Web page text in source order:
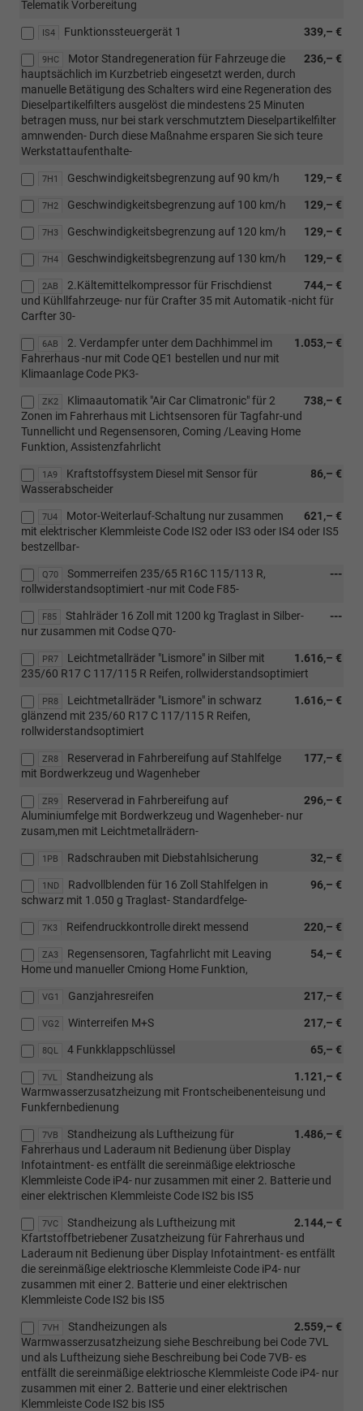
Telematik Vorbereitung
IS4 339,– €
Funktionssteuergerät 1
9HC 236,– €
Motor Standregeneration für Fahrzeuge die
hauptsächlich im Kurzbetrieb eingesetzt werden, durch
manuelle Betätigung des Schalters wird eine Regeneration des
Dieselpartikelfilters ausgelöst die mindestens 25 Minuten
betragen muss, nur bei stark verschmutztem Dieselpartikelfilter
amnwenden- Durch diese Maßnahme ersparen Sie sich teure
Werkstattaufenthalte-
7H1 129,– €
Geschwindigkeitsbegrenzung auf 90 km/h
7H2 129,– €
Geschwindigkeitsbegrenzung auf 100 km/h
7H3 129,– €
Geschwindigkeitsbegrenzung auf 120 km/h
7H4 129,– €
Geschwindigkeitsbegrenzung auf 130 km/h
2AB 744,– €
2.Kältemittelkompressor für Frischdienst
und Kühllfahrzeuge- nur für Crafter 35 mit Automatik -nicht für
Carfter 30-
6AB 1.053,– €
2. Verdampfer unter dem Dachhimmel im
Fahrerhaus -nur mit Code QE1 bestellen und nur mit
Klimaanlage Code PK3-
ZK2 738,– €
Klimaautomatik "Air Car Climatronic" für 2
Zonen im Fahrerhaus mit Lichtsensoren für Tagfahr-und
Tunnellicht und Regensensoren, Coming /Leaving Home
Funktion, Assistenzfahrlicht
1A9 86,– €
Kraftstoffsystem Diesel mit Sensor für
Wasserabscheider
7U4 621,– €
Motor-Weiterlauf-Schaltung nur zusammen
mit elektrischer Klemmleiste Code IS2 oder IS3 oder IS4 oder IS5
bestzellbar-
Q70 ---
Sommerreifen 235/65 R16C 115/113 R,
rollwiderstandsoptimiert -nur mit Code F85-
F85 ---
Stahlräder 16 Zoll mit 1200 kg Traglast in Silber-
nur zusammen mit Codse Q70-
PR7 1.616,– €
Leichtmetallräder "Lismore" in Silber mit
235/60 R17 C 117/115 R Reifen, rollwiderstandsoptimiert
PR8 1.616,– €
Leichtmetallräder "Lismore" in schwarz
glänzend mit 235/60 R17 C 117/115 R Reifen,
rollwiderstandsoptimiert
ZR8 177,– €
Reserverad in Fahrbereifung auf Stahlfelge
mit Bordwerkzeug und Wagenheber
ZR9 296,– €
Reserverad in Fahrbereifung auf
Aluminiumfelge mit Bordwerkzeug und Wagenheber- nur
zusam,men mit Leichtmetallrädern-
1PB 32,– €
Radschrauben mit Diebstahlsicherung
1ND 96,– €
Radvollblenden für 16 Zoll Stahlfelgen in
schwarz mit 1.050 g Traglast- Standardfelge-
7K3 220,– €
Reifendruckkontrolle direkt messend
ZA3 54,– €
Regensensoren, Tagfahrlicht mit Leaving
Home und manueller Cmiong Home Funktion,
VG1 217,– €
Ganzjahresreifen
VG2 217,– €
Winterreifen M+S
8QL 65,– €
4 Funkklappschlüssel
7VL 1.121,– €
Standheizung als
Warmwasserzusatzheizung mit Frontscheibenenteisung und
Funkfernbedienung
7VB 1.486,– €
Standheizung als Luftheizung für
Fahrerhaus und Laderaum nit Bedienung über Display
Infotaintment- es entfällt die sereinmäßige elektriosche
Klemmleiste Code iP4- nur zusammen mit einer 2. Batterie und
einer elektrischen Klemmleiste Code IS2 bis IS5
7VC 2.144,– €
Standheizung als Luftheizung mit
Kfartstoffbetriebener Zusatzheizung für Fahrerhaus und
Laderaum nit Bedienung über Display Infotaintment- es entfällt
die sereinmäßige elektriosche Klemmleiste Code iP4- nur
zusammen mit einer 2. Batterie und einer elektrischen
Klemmleiste Code IS2 bis IS5
7VH 2.559,– €
Standheizungen als
Warmwasserzusatzheizung siehe Beschreibung bei Code 7VL
und als Luftheizung siehe Beschreibung bei Code 7VB- es
entfällt die sereinmäßige elektriosche Klemmleiste Code iP4- nur
zusammen mit einer 2. Batterie und einer elektrischen
Klemmleiste Code IS2 bis IS5